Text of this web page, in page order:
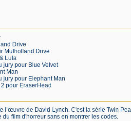
Drive
Mulholland Drive
Lula
jury pour Blue Velvet
Man
jury pour Elephant Man
pour EraserHead
de David Lynch. C'est la série Twin
film d'horreur sans en montrer les codes.